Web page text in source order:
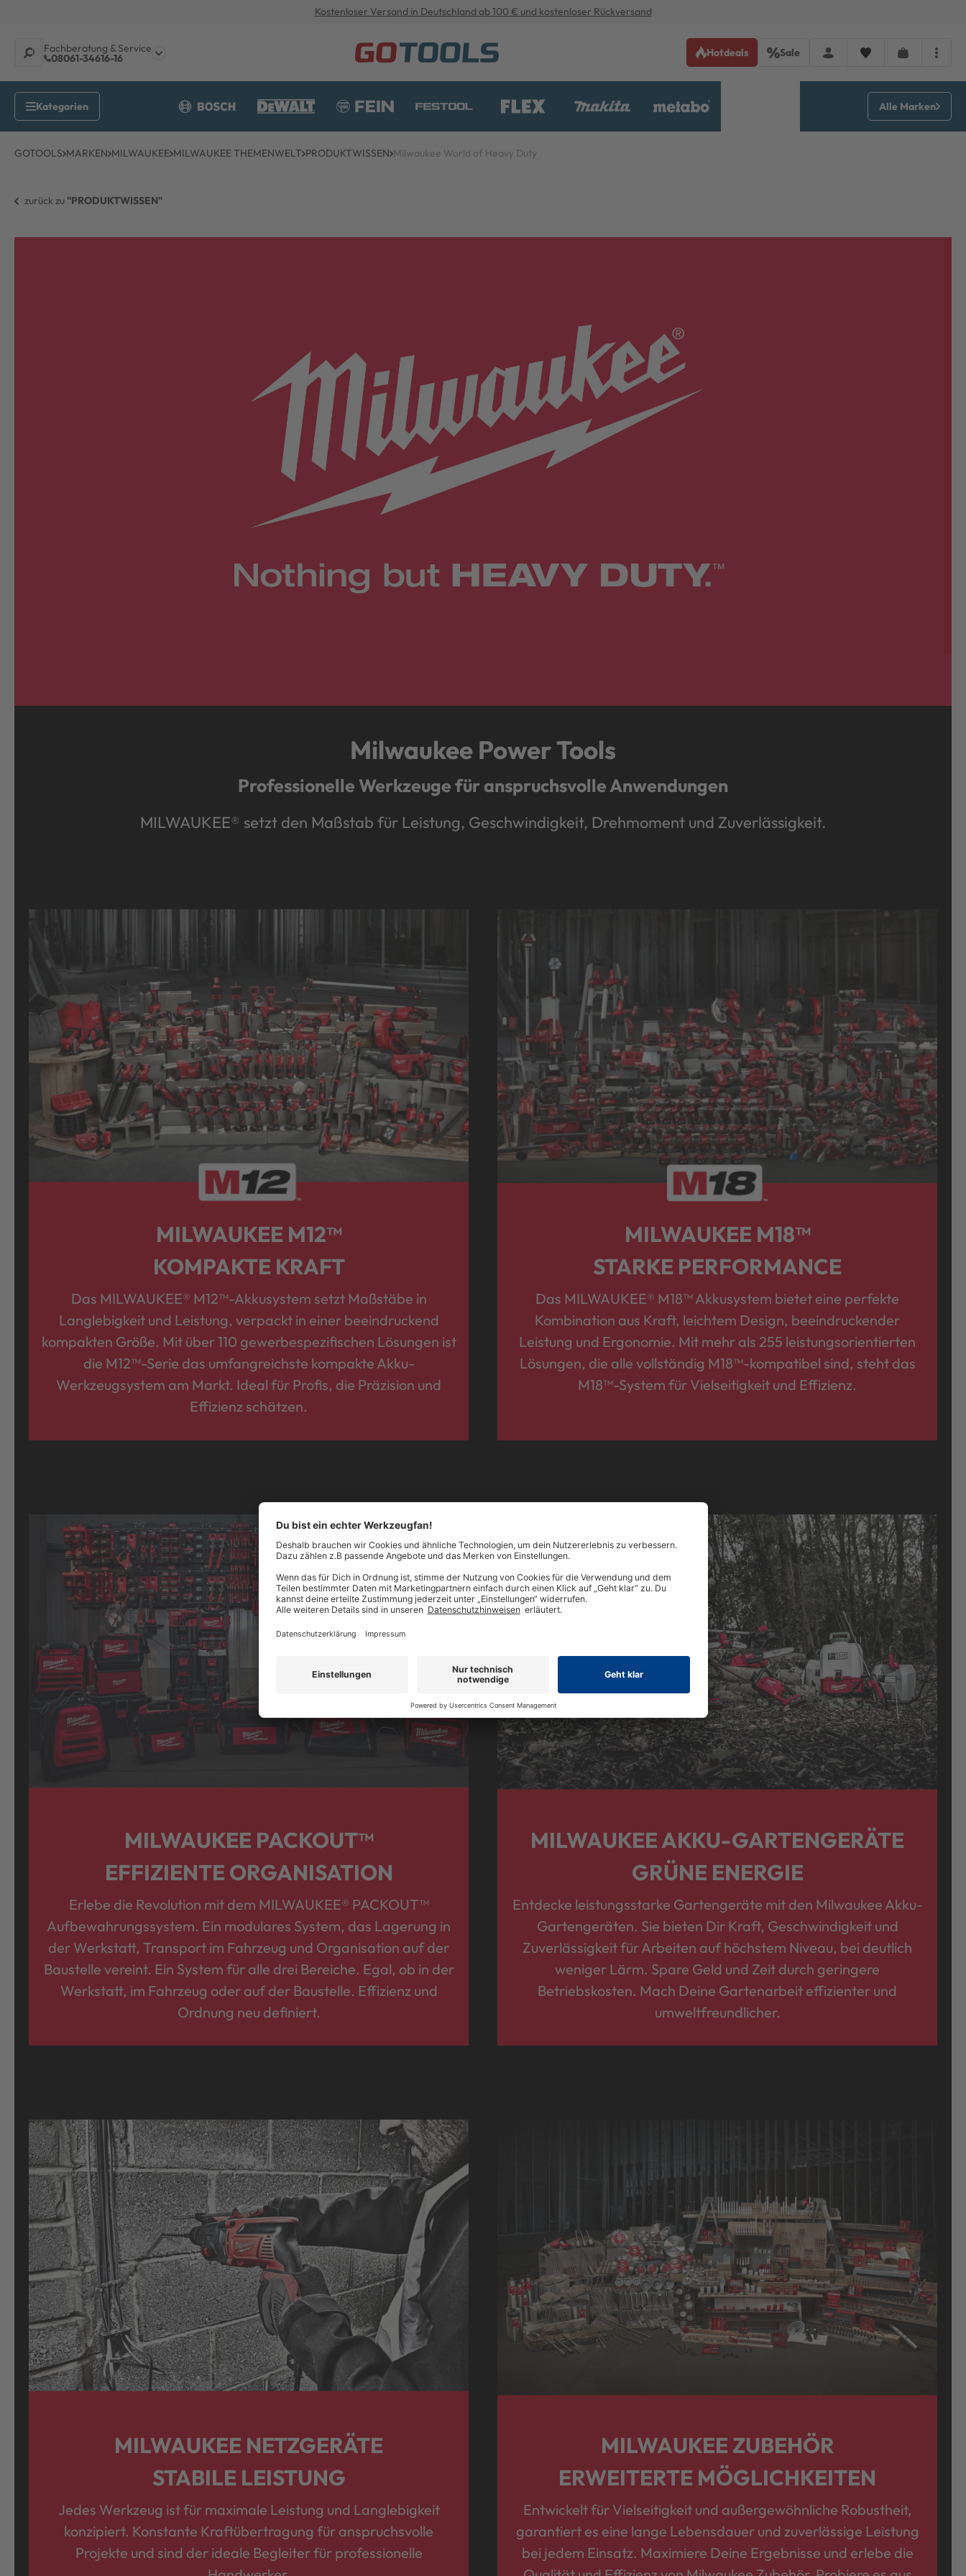
Kostenloser Versand in Deutschland ab 100 € und kostenloser Rückversand
Fachberatung & Service
08061-34616-16 Hotdeals Sale
Alle Marken
GOTOOLS MARKEN MILWAUKEE MILWAUKEE THEMENWELT PRODUKTWISSEN Milwaukee World of Heavy Duty
zurück zu "PRODUKTWISSEN"
Milwaukee Power Tools
Professionelle Werkzeuge für anspruchsvolle Anwendungen
MILWAUKEE® setzt den Maßstab für Leistung, Geschwindigkeit, Drehmoment und Zuverlässigkeit.
MILWAUKEE M12™
KOMPAKTE KRAFT
Das MILWAUKEE® M12™-Akkusystem setzt Maßstäbe in
Langlebigkeit und Leistung, verpackt in einer beeindruckend
kompakten Größe. Mit über 110 gewerbespezifischen Lösungen ist
die M12™-Serie das umfangreichste kompakte Akku-
Werkzeugsystem am Markt. Ideal für Profis, die Präzision und
Effizienz schätzen.
MILWAUKEE M18™
STARKE PERFORMANCE
Das MILWAUKEE® M18™ Akkusystem bietet eine perfekte
Kombination aus Kraft, leichtem Design, beeindruckender
Leistung und Ergonomie. Mit mehr als 255 leistungsorientierten
Lösungen, die alle vollständig M18™-kompatibel sind, steht das
M18™-System für Vielseitigkeit und Effizienz.
MILWAUKEE PACKOUT™
EFFIZIENTE ORGANISATION
Erlebe die Revolution mit dem MILWAUKEE® PACKOUT™
Aufbewahrungssystem. Ein modulares System, das Lagerung in
der Werkstatt, Transport im Fahrzeug und Organisation auf der
Baustelle vereint. Ein System für alle drei Bereiche. Egal, ob in der
Werkstatt, im Fahrzeug oder auf der Baustelle. Effizienz und
Ordnung neu definiert.
MILWAUKEE AKKU-GARTENGERÄTE
GRÜNE ENERGIE
Entdecke leistungsstarke Gartengeräte mit den Milwaukee Akku-
Gartengeräten. Sie bieten Dir Kraft, Geschwindigkeit und
Zuverlässigkeit für Arbeiten auf höchstem Niveau, bei deutlich
weniger Lärm. Spare Geld und Zeit durch geringere
Betriebskosten. Mach Deine Gartenarbeit effizienter und
umweltfreundlicher.
MILWAUKEE NETZGERÄTE
STABILE LEISTUNG
Jedes Werkzeug ist für maximale Leistung und Langlebigkeit
konzipiert. Konstante Kraftübertragung für anspruchsvolle
Projekte und sind der ideale Begleiter für professionelle
MILWAUKEE ZUBEHÖR
ERWEITERTE MÖGLICHKEITEN
Entwickelt für Vielseitigkeit und außergewöhnliche Robustheit,
garantiert es eine lange Lebensdauer und zuverlässige Leistung
bei jedem Einsatz. Maximiere Deine Ergebnisse und erlebe die